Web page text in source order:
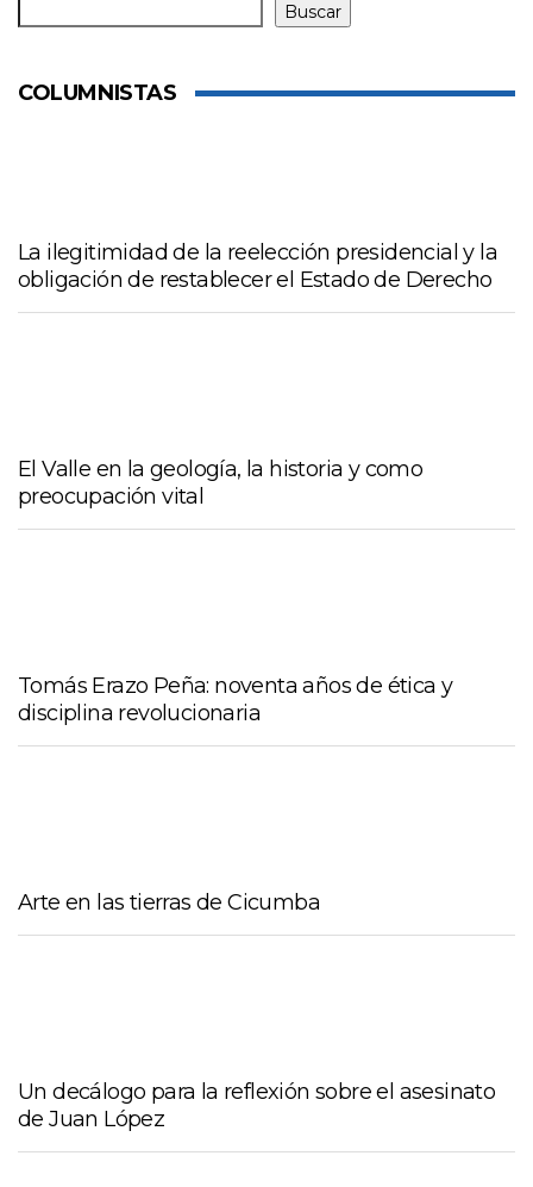
Buscar
COLUMNISTAS
La ilegitimidad de la reelección presidencial y la
obligación de restablecer el Estado de Derecho
El Valle en la geología, la historia y como
preocupación vital
Tomás Erazo Peña: noventa años de ética y
disciplina revolucionaria
Arte en las tierras de Cicumba
Un decálogo para la reflexión sobre el asesinato
de Juan López